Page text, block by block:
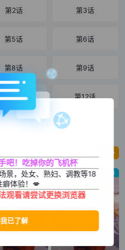
第2话 第3话
第5话 第6话
第8话 第9话
第11话 第12话
更多
漫画改 战斗
吧！吃掉你的飞机杯
景，处女、熟妇、调教等18
癖体验！💋
观看请尝试更换浏览器